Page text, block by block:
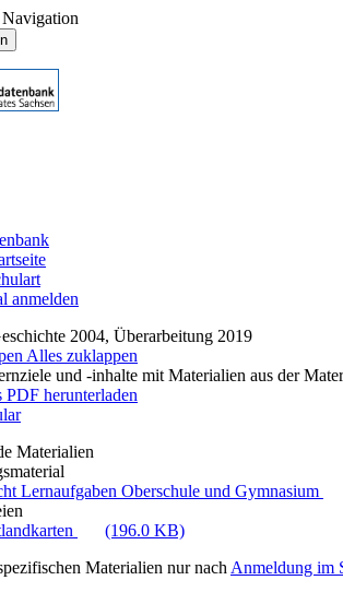
anmelden
2004, Überarbeitung 2019
Alles zuklappen
und -inhalte mit Materialien aus der
PDF herunterladen
Materialien
Lernaufgaben Oberschule und Gymnasium
(196.0 KB)
Materialien nur nach Anmeldung im